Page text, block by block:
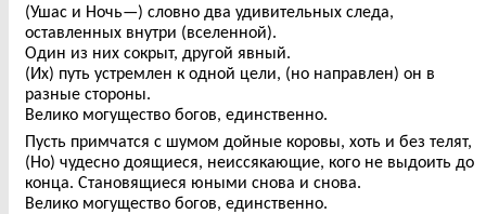
(Ушас и Ночь—) словно два удивительных следа,
оставленных внутри (вселенной).
Один из них сокрыт, другой явный.
(Их) путь устремлен к одной цели, (но направлен) он в
разные стороны.
Велико могущество богов, единственно.
Пусть примчатся с шумом дойные коровы, хоть и без телят,
(Но) чудесно доящиеся, неиссякающие, кого не выдоить до
конца. Становящиеся юными снова и снова.
Велико могущество богов, единственно.